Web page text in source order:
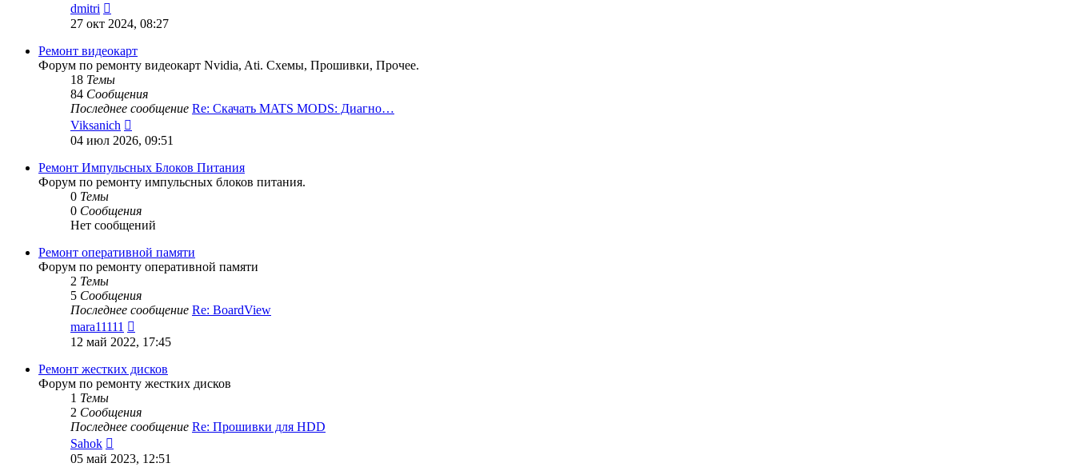
dmitri
к
сообщению
27 окт 2024, 08:27
Ремонт видеокарт
Форум по ремонту видеокарт Nvidia, Ati. Схемы, Прошивки, Прочее.
18 Темы
84 Сообщения
Последнее сообщение Re: Скачать MATS MODS: Диагно…
Viksanich
к
сообщению
04 июл 2026, 09:51
Ремонт Импульсных Блоков Питания
Форум по ремонту импульсных блоков питания.
0 Темы
0 Сообщения
Нет сообщений
Ремонт оперативной памяти
Форум по ремонту оперативной памяти
2 Темы
5 Сообщения
Последнее сообщение Re: BoardView
mara11111
к
сообщению
12 май 2022, 17:45
Ремонт жестких дисков
Форум по ремонту жестких дисков
1 Темы
2 Сообщения
Последнее сообщение Re: Прошивки для HDD
Sahok
к
05 май 2023, 12:51